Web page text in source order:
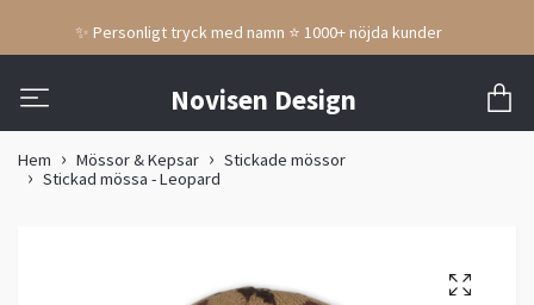
✨ Personligt tryck med namn ⭐ 1000+ nöjda kunder
Novisen Design
Hem Mössor & Kepsar
Stickade mössor
Stickad mössa - Leopard